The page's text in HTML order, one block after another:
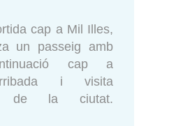
cap a Mil Illes,
un passeig amb
cap a
i visita
de la ciutat.